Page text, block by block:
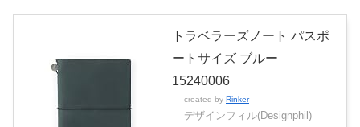
トラベラーズノート パスポ
ートサイズ ブルー
15240006
created by Rinker
デザインフィル(Designphil)